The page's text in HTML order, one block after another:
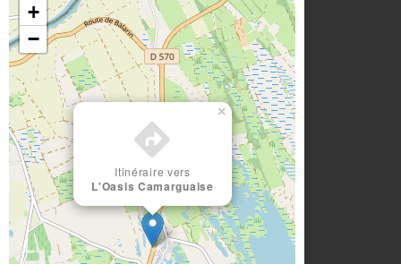
Itinéraire vers
L'Oasis Camarguaise
×
+
−